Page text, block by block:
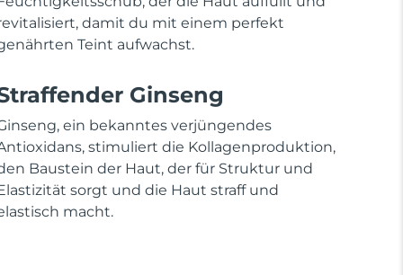
damit du mit einem perfekt
Teint aufwachst.
Ginseng
ein bekanntes verjüngendes
stimuliert die Kollagenproduktion,
Baustein der Haut, der für Struktur und
sorgt und die Haut straff und
macht.